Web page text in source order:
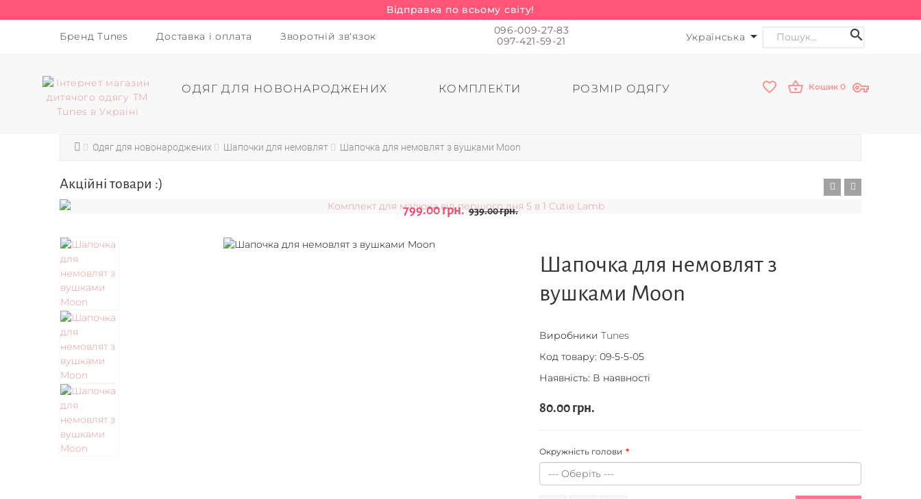
Відправка по всьому світу!
Бренд Tunes Доставка і оплата Зворотній зв'язок Українська
096-009-27-83
097-421-59-21
ОДЯГ ДЛЯ НОВОНАРОДЖЕНИХ КОМПЛЕКТИ РОЗМІР ОДЯГУ Кошик 0
Одяг для новонароджених Шапочки для немовлят Шапочка для немовлят з вушками Moon
Акційні товари :)
799.00 грн. 939.00 грн.
Шапочка для немовлят з
вушками Moon
Виробники Tunes
Код товару: 09-5-5-05
Наявність: В наявності
80.00 грн.
Окружність голови